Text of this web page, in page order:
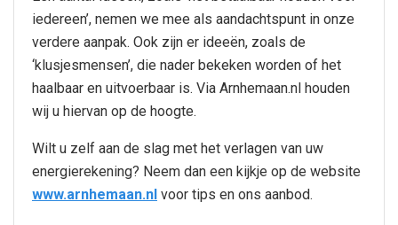
iedereen’, nemen we mee als aandachtspunt in onze
verdere aanpak. Ook zijn er ideeën, zoals de
‘klusjesmensen’, die nader bekeken worden of het
haalbaar en uitvoerbaar is. Via Arnhemaan.nl houden
wij u hiervan op de hoogte.
Wilt u zelf aan de slag met het verlagen van uw
energierekening? Neem dan een kijkje op de website
www.arnhemaan.nl voor tips en ons aanbod.